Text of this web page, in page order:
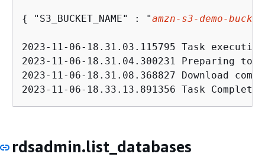
{ "S3_BUCKET_NAME" : "amzn-s3-demo-bucket
2023-11-06-18.31.03.115795 Task
2023-11-06-18.31.04.300231 Preparing to
2023-11-06-18.31.08.368827 Download
2023-11-06-18.33.13.891356 Task
rdsadmin.list_databases